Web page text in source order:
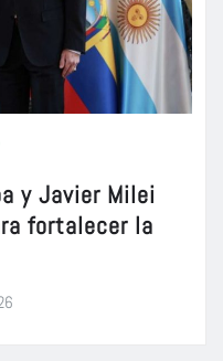
y Javier Milei
fortalecer la